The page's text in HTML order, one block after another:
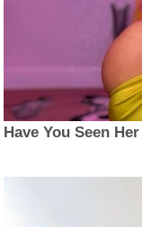
Have You Seen